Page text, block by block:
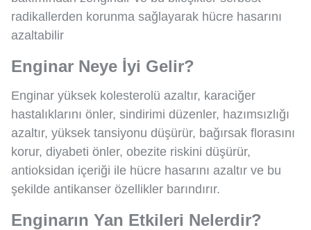
radikallerden korunma sağlayarak hücre hasarını
azaltabilir
Enginar Neye İyi Gelir?
Enginar yüksek kolesterolü azaltır, karaciğer
hastalıklarını önler, sindirimi düzenler, hazımsızlığı
azaltır, yüksek tansiyonu düşürür, bağırsak florasını
korur, diyabeti önler, obezite riskini düşürür,
antioksidan içeriği ile hücre hasarını azaltır ve bu
şekilde antikanser özellikler barındırır.
Enginarın Yan Etkileri Nelerdir?